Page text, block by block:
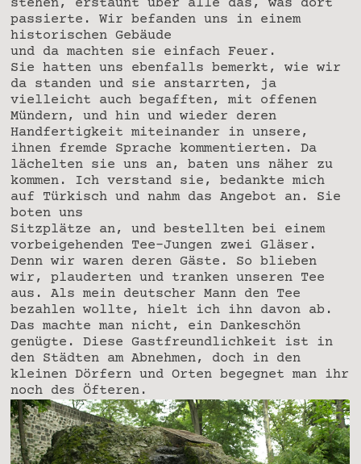
stehen, erstaunt über alle das, was dort
passierte. Wir befanden uns in einem
historischen Gebäude
und da machten sie einfach Feuer.
Sie hatten uns ebenfalls bemerkt, wie wir
da standen und sie anstarrten, ja
vielleicht auch begafften, mit offenen
Mündern, und hin und wieder deren
Handfertigkeit miteinander in unsere,
ihnen fremde Sprache kommentierten. Da
lächelten sie uns an, baten uns näher zu
kommen. Ich verstand sie, bedankte mich
auf Türkisch und nahm das Angebot an. Sie
boten uns
Sitzplätze an, und bestellten bei einem
vorbeigehenden Tee-Jungen zwei Gläser.
Denn wir waren deren Gäste. So blieben
wir, plauderten und tranken unseren Tee
aus. Als mein deutscher Mann den Tee
bezahlen wollte, hielt ich ihn davon ab.
Das machte man nicht, ein Dankeschön
genügte. Diese Gastfreundlichkeit ist in
den Städten am Abnehmen, doch in den
kleinen Dörfern und Orten begegnet man ihr
noch des Öfteren.